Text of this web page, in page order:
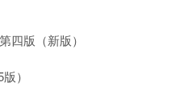
四版（新版）
）